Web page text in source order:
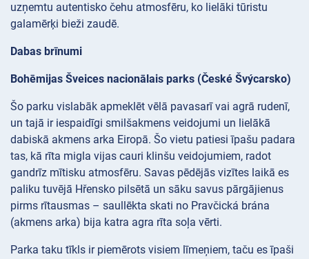
uzņemtu autentisko čehu atmosfēru, ko lielāki tūristu
galamērķi bieži zaudē.
Dabas brīnumi
Bohēmijas Šveices nacionālais parks (České Švýcarsko)
Šo parku vislabāk apmeklēt vēlā pavasarī vai agrā rudenī,
un tajā ir iespaidīgi smilšakmens veidojumi un lielākā
dabiskā akmens arka Eiropā. Šo vietu patiesi īpašu padara
tas, kā rīta migla vijas cauri klinšu veidojumiem, radot
gandrīz mītisku atmosfēru. Savas pēdējās vizītes laikā es
paliku tuvējā Hřensko pilsētā un sāku savus pārgājienus
pirms rītausmas – saullēkta skati no Pravčická brána
(akmens arka) bija katra agra rīta soļa vērti.
Parka taku tīkls ir piemērots visiem līmeņiem, taču es īpaši